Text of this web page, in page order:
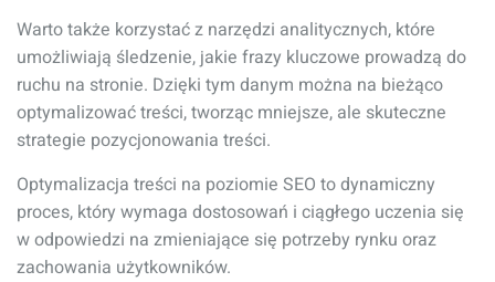
Warto także korzystać z narzędzi analitycznych, które
umożliwiają śledzenie, jakie frazy kluczowe prowadzą do
ruchu na stronie. Dzięki tym danym można na bieżąco
optymalizować treści, tworząc mniejsze, ale skuteczne
strategie pozycjonowania treści.
Optymalizacja treści na poziomie SEO to dynamiczny
proces, który wymaga dostosowań i ciągłego uczenia się
w odpowiedzi na zmieniające się potrzeby rynku oraz
zachowania użytkowników.